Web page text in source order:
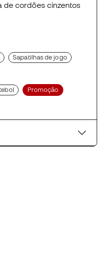
de cordões cinzentos
Sapatilhas de jogo
Promoção